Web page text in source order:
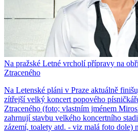
Na pražské Letné vrcholí přípravy na
Ztraceného
Na Letenské pláni v Praze aktuálně
zítřejší velký koncert popového
Ztraceného (foto; vlastním jménem
zahrnují stavbu velkého koncertního
zázemí, toalety atd. - viz malá foto dole)